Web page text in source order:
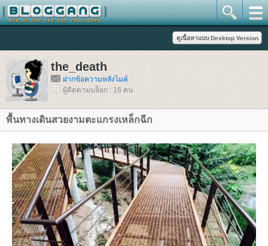
the_death
ฝากข้อความหลังไมค์
ผู้ติดตามบล็อก : 16 คน
พื้นทางเดินสวยงามตะแกรงเหล็กฉีก